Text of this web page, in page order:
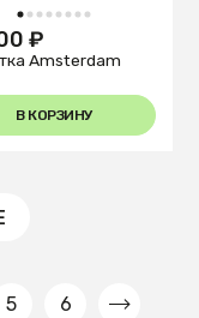
1 2 3 4 5 6 7 8
₽
Amsterdam
В КОРЗИНУ
5 6